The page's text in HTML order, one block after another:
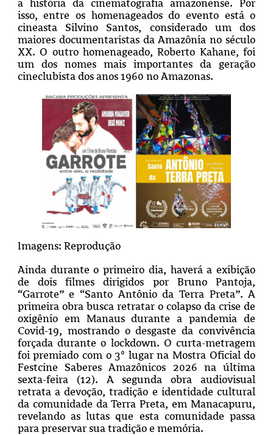
a história da cinematografia amazonense. Por
isso, entre os homenageados do evento está o
cineasta Silvino Santos, considerado um dos
maiores documentaristas da Amazônia no século
XX. O outro homenageado, Roberto Kahane, foi
um dos nomes mais importantes da geração
cineclubista dos anos 1960 no Amazonas.
Imagens: Reprodução
Ainda durante o primeiro dia, haverá a exibição
de dois filmes dirigidos por Bruno Pantoja,
“Garrote” e “Santo Antônio da Terra Preta”. A
primeira obra busca retratar o colapso da crise de
oxigênio em Manaus durante a pandemia de
Covid-19, mostrando o desgaste da convivência
forçada durante o lockdown. O curta-metragem
foi premiado com o 3º lugar na Mostra Oficial do
Festcine Saberes Amazônicos 2026 na última
sexta-feira (12). A segunda obra audiovisual
retrata a devoção, tradição e identidade cultural
da comunidade da Terra Preta, em Manacapuru,
revelando as lutas que esta comunidade passa
para preservar sua tradição e memória.